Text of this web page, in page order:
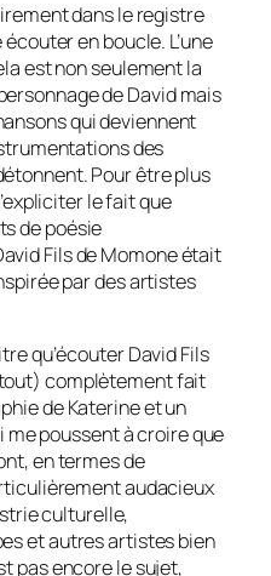
dans le registre
en boucle. L’une
est non seulement la
de David mais
qui deviennent
des
Pour être plus
le fait que
de poésie
Fils de Momone était
par des artistes
qu’écouter David Fils
complètement fait
de Katerine et un
me poussent à croire que
en termes de
audacieux
culturelle,
et autres artistes bien
pas encore le sujet,